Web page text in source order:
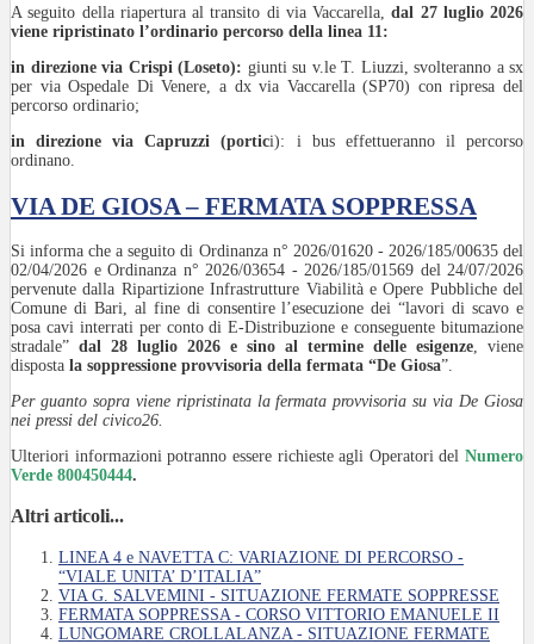
A seguito della riapertura al transito di via Vaccarella,dal 27 luglio 2026
viene ripristinato l’ordinario percorso della linea 11:
in direzione via Crispi (Loseto): giunti su v.le T. Liuzzi, svolteranno a sx
per via Ospedale Di Venere, a dx via Vaccarella (SP70) con ripresa del
percorso ordinario;
in direzione via Capruzzi (portici): i bus effettueranno il percorso
ordinano.
VIA DE GIOSA – FERMATA SOPPRESSA
Si informa che a seguito di Ordinanza n° 2026/01620 - 2026/185/00635 del
02/04/2026 e Ordinanza n° 2026/03654 - 2026/185/01569 del 24/07/2026
pervenute dalla Ripartizione Infrastrutture Viabilità e Opere Pubbliche del
Comune di Bari, al fine di consentire l’esecuzione dei “lavori di scavo e
posa cavi interrati per conto di E-Distribuzione e conseguente bitumazione
stradale” dal 28 luglio 2026 e sino al termine delle esigenze, viene
disposta la soppressione provvisoria della fermata “De Giosa”.
Per guanto sopra viene ripristinata la fermata provvisoria su via De Giosa
nei pressi del civico26.
Ulteriori informazioni potranno essere richieste agli Operatori del Numero
Verde 800450444.
Altri articoli...
LINEA 4 e NAVETTA C: VARIAZIONE DI PERCORSO -
“VIALE UNITA’ D’ITALIA”
VIA G. SALVEMINI - SITUAZIONE FERMATE SOPPRESSE
FERMATA SOPPRESSA - CORSO VITTORIO EMANUELE II
LUNGOMARE CROLLALANZA - SITUAZIONE FERMATE